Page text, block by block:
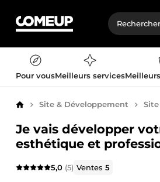
Pour vousMeilleurs services
AccueilSite & Développement
Je vais développer
esthétique et
5,0 (5) Ventes5